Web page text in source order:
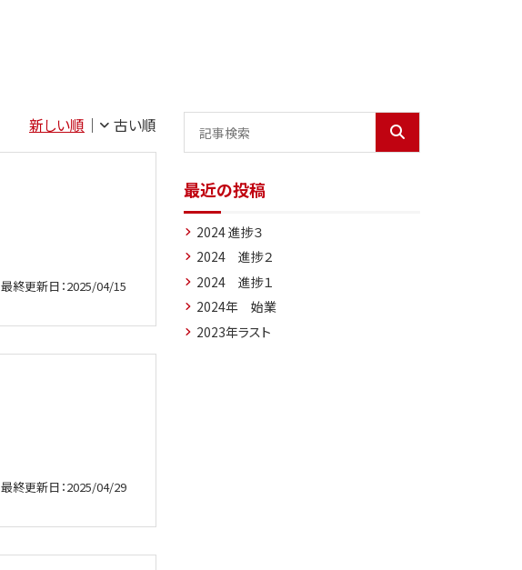
新しい順 古い順
最終更新日：2025/04/15
最終更新日：2025/04/29
最近の投稿
2024 進捗３
2024 進捗２
2024 進捗１
2024年 始業
2023年ラスト